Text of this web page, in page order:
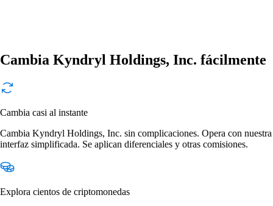
Cambia Kyndryl Holdings, Inc. fácilmente
Cambia casi al instante
Cambia Kyndryl Holdings, Inc. sin complicaciones. Opera con nuestra
interfaz simplificada. Se aplican diferenciales y otras comisiones.
Explora cientos de criptomonedas